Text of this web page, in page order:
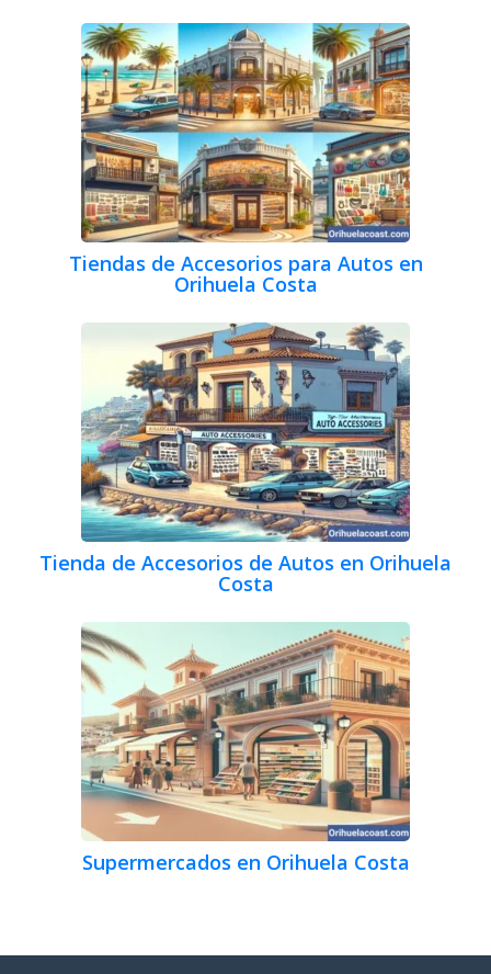
Tiendas de Accesorios para Autos en
Orihuela Costa
Tienda de Accesorios de Autos en Orihuela
Costa
Supermercados en Orihuela Costa